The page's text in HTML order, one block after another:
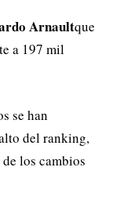
Arnaultque
a 197 mil
se han
del ranking,
los cambios